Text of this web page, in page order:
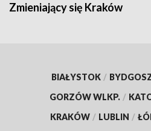
Zmieniający się Kraków
BIAŁYSTOK /
GORZÓW WLKP. /
KRAKÓW / LUBLIN /